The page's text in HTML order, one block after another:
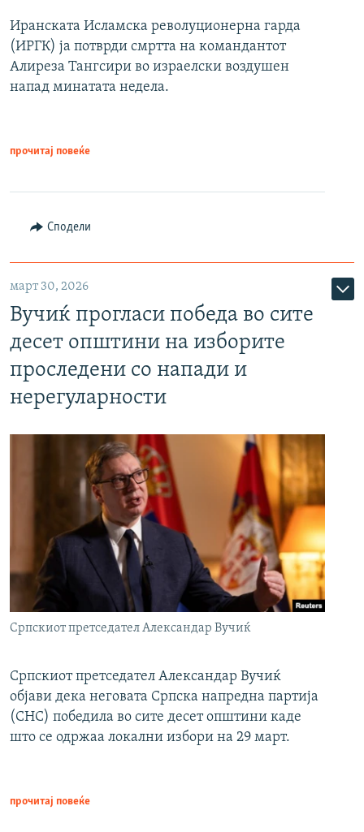
Иранската Исламска револуционерна гарда
(ИРГК) ја потврди смртта на командантот
Алиреза Тангсири во израелски воздушен
напад минатата недела.
прочитај повеќе
Сподели
март 30, 2026
Вучиќ прогласи победа во сите
десет општини на изборите
проследени со напади и
нерегуларности
Српскиот претседател Александар Вучиќ
Српскиот претседател Александар Вучиќ
објави дека неговата Српска напредна партија
(СНС) победила во сите десет општини каде
што се одржаа локални избори на 29 март.
прочитај повеќе